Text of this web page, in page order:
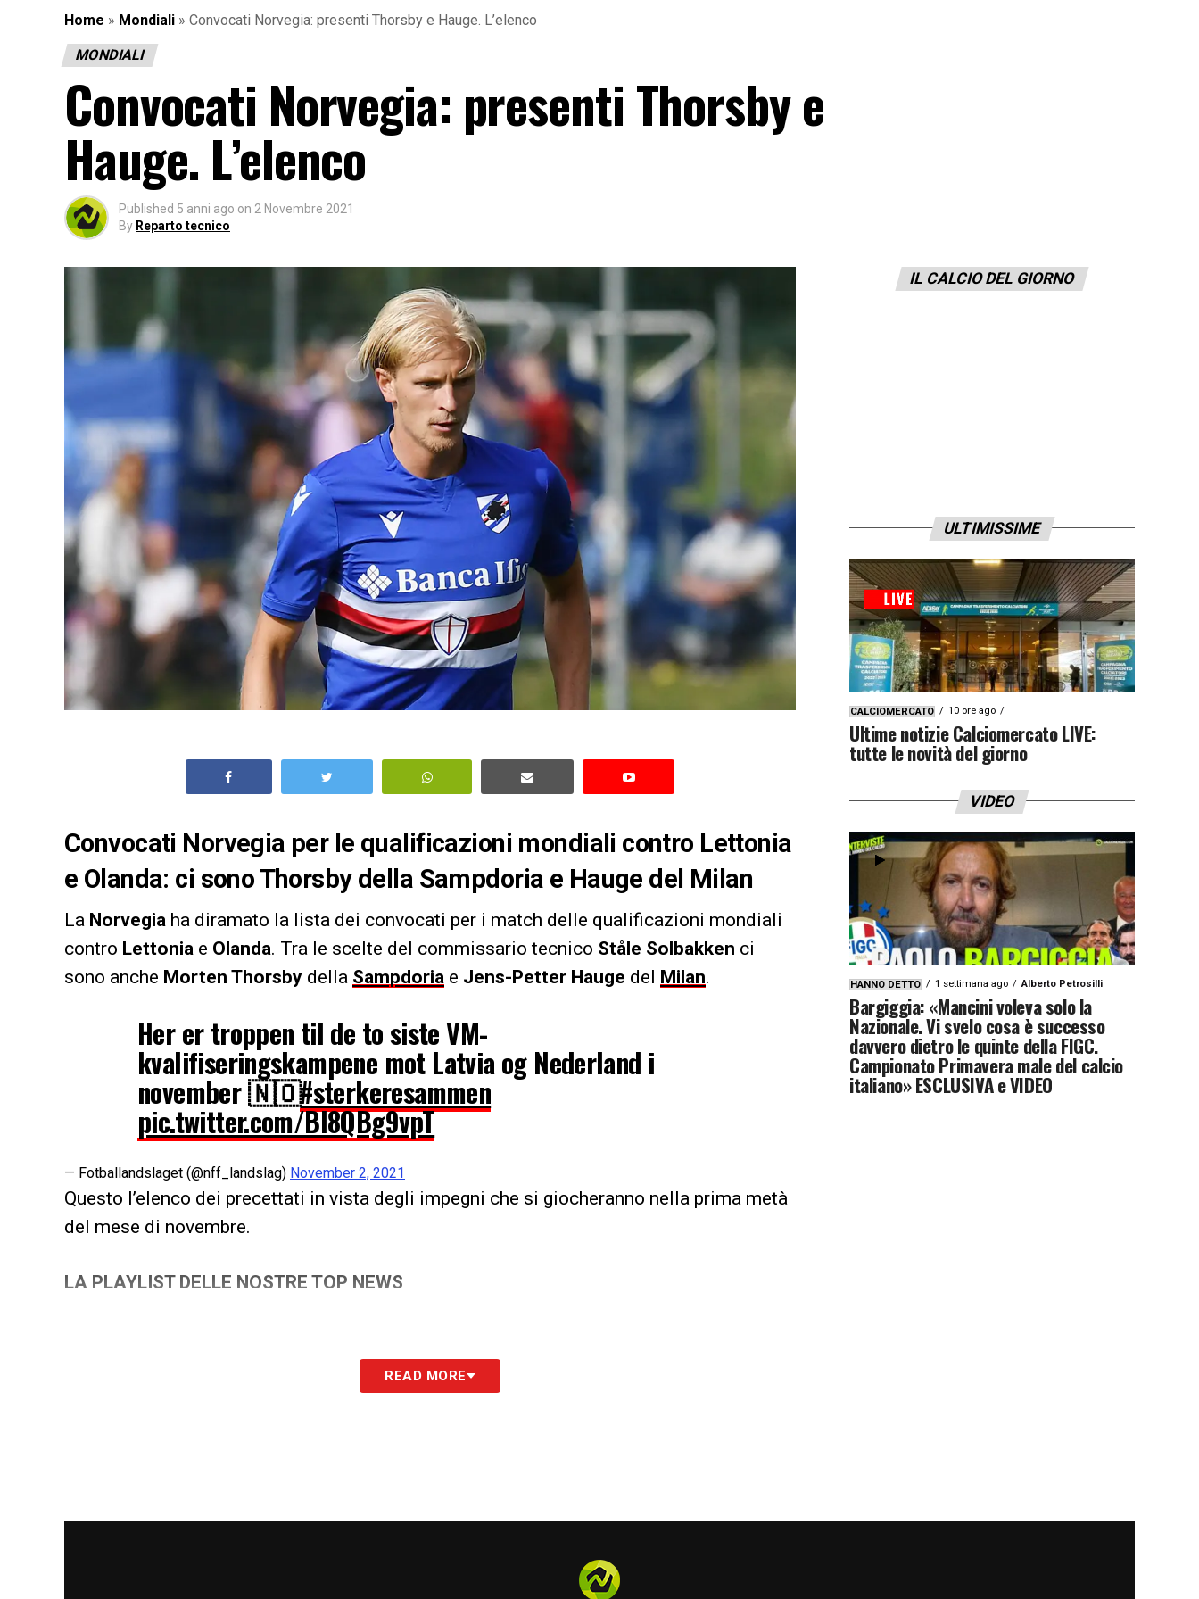
Home » Mondiali » Convocati Norvegia: presenti Thorsby e Hauge. L’elenco
MONDIALI
Convocati Norvegia: presenti Thorsby e
Hauge. L’elenco
Published 5 anni ago on 2 Novembre 2021
By Reparto tecnico
Convocati Norvegia per le qualificazioni mondiali contro Lettonia
e Olanda: ci sono Thorsby della Sampdoria e Hauge del Milan
La Norvegia ha diramato la lista dei convocati per i match delle qualificazioni mondiali
contro Lettonia e Olanda. Tra le scelte del commissario tecnico Ståle Solbakken ci
sono anche Morten Thorsby della Sampdoria e Jens-Petter Hauge del Milan.
Her er troppen til de to siste VM-
kvalifiseringskampene mot Latvia og Nederland i
november 🇳🇴#sterkeresammen
pic.twitter.com/BI8QBg9vpT
— Fotballandslaget (@nff_landslag) November 2, 2021
Questo l’elenco dei precettati in vista degli impegni che si giocheranno nella prima metà
del mese di novembre.
LA PLAYLIST DELLE NOSTRE TOP NEWS
READ MORE
IL CALCIO DEL GIORNO
ULTIMISSIME
CALCIOMERCATO 10 ore ago
Ultime notizie Calciomercato LIVE:
tutte le novità del giorno
VIDEO
HANNO DETTO 1 settimana ago Alberto Petrosilli
Bargiggia: «Mancini voleva solo la
Nazionale. Vi svelo cosa è successo
davvero dietro le quinte della FIGC.
Campionato Primavera male del calcio
italiano» ESCLUSIVA e VIDEO